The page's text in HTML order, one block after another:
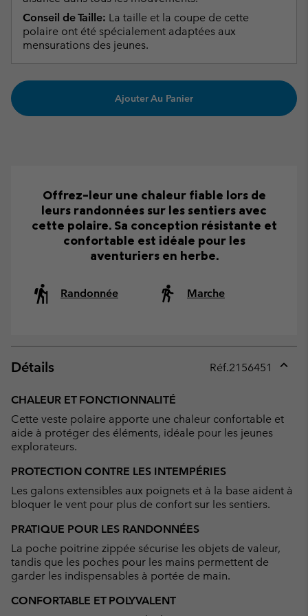
Conseil de Taille: La taille et la coupe de cette
polaire ont été spécialement adaptées aux
mensurations des jeunes.
Ajouter Au Panier
Offrez-leur une chaleur fiable lors de
leurs randonnées sur les sentiers avec
cette polaire. Sa conception résistante et
confortable est idéale pour les
aventuriers en herbe.
Randonnée Marche
Détails Réf.2156451
CHALEUR ET FONCTIONNALITÉ
Cette veste polaire apporte une chaleur confortable et
aide à protéger des éléments, idéale pour les jeunes
explorateurs.
PROTECTION CONTRE LES INTEMPÉRIES
Les galons extensibles aux poignets et à la base aident à
bloquer le vent pour plus de confort sur les sentiers.
PRATIQUE POUR LES RANDONNÉES
La poche poitrine zippée sécurise les objets de valeur,
tandis que les poches pour les mains permettent de
garder les indispensables à portée de main.
CONFORTABLE ET POLYVALENT